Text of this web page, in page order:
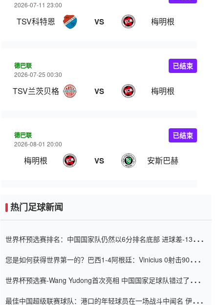
2026-07-11 23:00
TSV科特恩 VS 梅明根
德巴联
2026-07-25 00:30
TSV兰茨贝格 VS 梅明根
已结束
德巴联
2026-08-01 20:00
梅明根 VS 安斯巴赫
已结束
热门足球新闻
世界杯预选赛排名：中国国家队仍然以6分排名底部 进球差-13令人
您是如何获得世界第一的？巴西1-4阿根廷：Vinicius 0射击90分钟
世界杯预选赛-Wang Yudong首次亮相 中国国家足球队错过了世界
最佳中国超级联赛球队：港口的年轻球员在一场战斗中闻名 伊万放